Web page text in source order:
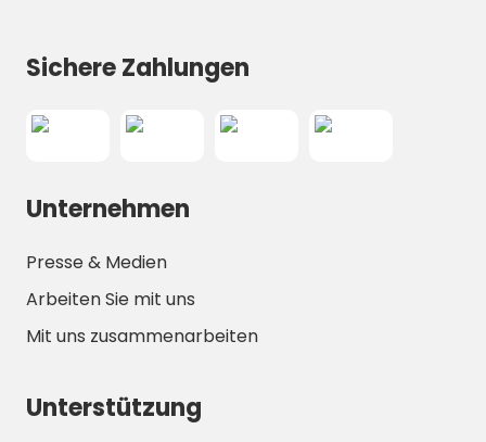
Sichere Zahlungen
Unternehmen
Presse & Medien
Arbeiten Sie mit uns
Mit uns zusammenarbeiten
Unterstützung